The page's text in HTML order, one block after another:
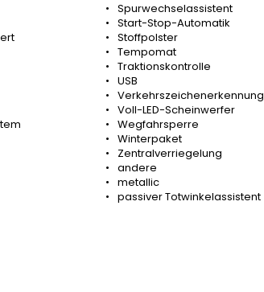
Spurwechselassistent
Start-Stop-Automatik
Stoffpolster
Tempomat
Traktionskontrolle
USB
Verkehrszeichenerkennung
Voll-LED-Scheinwerfer
Wegfahrsperre
Winterpaket
Zentralverriegelung
andere
metallic
passiver Totwinkelassistent